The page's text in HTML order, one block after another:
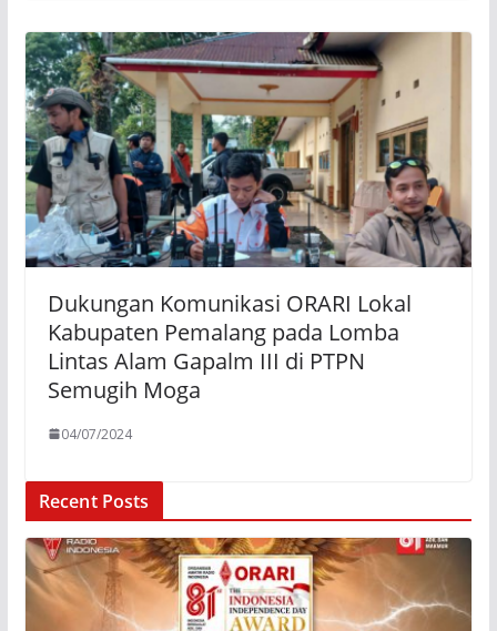
Dukungan Komunikasi ORARI Lokal
Kabupaten Pemalang pada Lomba
Lintas Alam Gapalm III di PTPN
Semugih Moga
04/07/2024
Recent Posts